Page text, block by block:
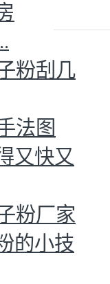
粉刮几
法图
又快又
粉厂家
的小技